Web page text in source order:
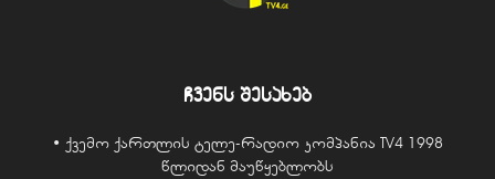
ჩვენს შესახებ
• ქვემო ქართლის ტელე-რადიო კომპანია TV4 1998
წლიდან მაუწყებლობს